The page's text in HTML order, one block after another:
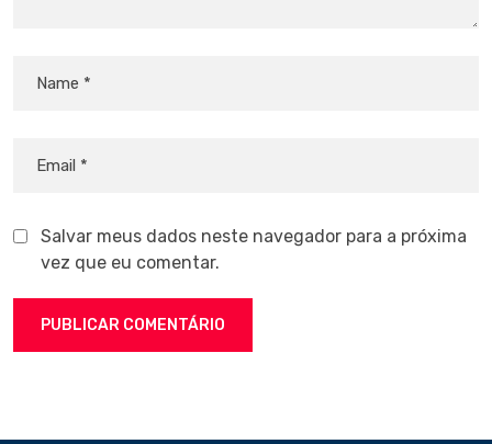
Salvar meus dados neste navegador para a próxima
vez que eu comentar.